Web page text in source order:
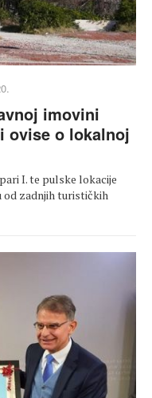
imovini
ovise o lokalnoj
I. te pulske lokacije
od zadnjih turističkih